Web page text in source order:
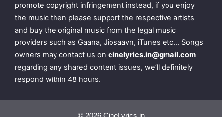
Kotchaithaan nigalkaalam kotchaithaan
Yuththangal illaamal raththangal sinthaamal
Yaezhai vaazha yogam illaiyo
Bhoomi enna bhoomi idhu yaezhai bhoomi
Saami enna saami adhu kozhai saami
promote copyright infringement instead, if you enjoy
the music then please support the respective artists
and buy the original music from the legal music
providers such as Gaana, Jiosaavn, iTunes etc… Songs
owners may contact us on cinelyrics.in@gmail.com
regarding any shared content issues, we’ll definitely
respond within 48 hours.
© 2026 CineLyrics.in